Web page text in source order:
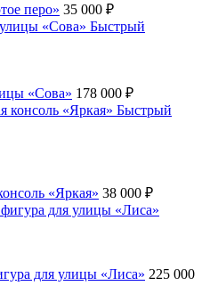
перо» 35 000 ₽
Быстрый
«Сова» 178 000 ₽
Быстрый
«Яркая» 38 000 ₽
для улицы «Лиса» 225 000